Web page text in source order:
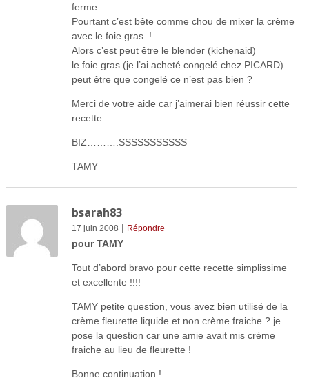
ferme.
Pourtant c’est bête comme chou de mixer la crème
avec le foie gras. !
Alors c’est peut être le blender (kichenaid)
le foie gras (je l’ai acheté congelé chez PICARD)
peut être que congelé ce n’est pas bien ?
Merci de votre aide car j’aimerai bien réussir cette
recette.
BIZ……….SSSSSSSSSSS
TAMY
bsarah83
17 juin 2008 | Répondre
pour TAMY
Tout d’abord bravo pour cette recette simplissime
et excellente !!!!
TAMY petite question, vous avez bien utilisé de la
crème fleurette liquide et non crème fraiche ? je
pose la question car une amie avait mis crème
fraiche au lieu de fleurette !
Bonne continuation !